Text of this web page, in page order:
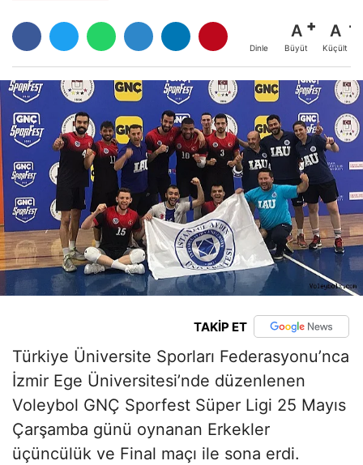
Dinle
A
Büyüt
A
Küçült
TAKİP ET
Türkiye Üniversite Sporları Federasyonu’nca
İzmir Ege Üniversitesi’nde düzenlenen
Voleybol GNÇ Sporfest Süper Ligi 25 Mayıs
Çarşamba günü oynanan Erkekler
üçüncülük ve Final maçı ile sona erdi.